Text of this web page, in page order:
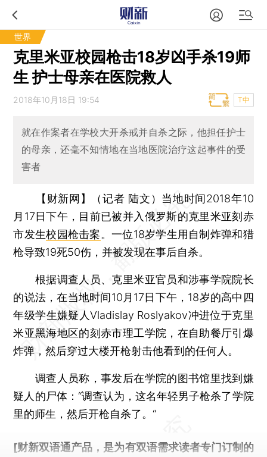
世界
克里米亚校园枪击18岁凶手杀19师
生 护士母亲在医院救人
2018年10月18日 19:54 T中
就在作案者在学校大开杀戒并自杀之际，他担任护士
的母亲，还毫不知情地在当地医院治疗这起事件的受
害者
【财新网】（记者 陆文） 当地时间2018年10
月17日下午，目前已被并入俄罗斯的克里米亚刻赤
市发生校园枪击案。一位18岁学生用自制炸弹和猎
枪导致19死50伤，并被发现在事后自杀。
根据调查人员、克里米亚官员和涉事学院院长
的说法，在当地时间10月17日下午，18岁的高中四
年级学生嫌疑人Vladislay Roslyakov冲进位于克里
米亚黑海地区的刻赤市理工学院，在自助餐厅引爆
炸弹，然后穿过大楼开枪射击他看到的任何人。
调查人员称，事发后在学院的图书馆里找到嫌
疑人的尸体：“调查认为，这名年轻男子枪杀了学院
里的师生，然后开枪自杀了。“
[财新双语通产品，是为有双语需求读者专门订制的